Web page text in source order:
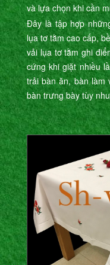
và lựa chọn khi cần
Đây là tập hợp
lụa tơ tằm cao cấp,
vải lụa tơ tằm ghi
cứng khi giặt nhiều
trải bàn ăn, bàn làm
bàn trưng bày tùy